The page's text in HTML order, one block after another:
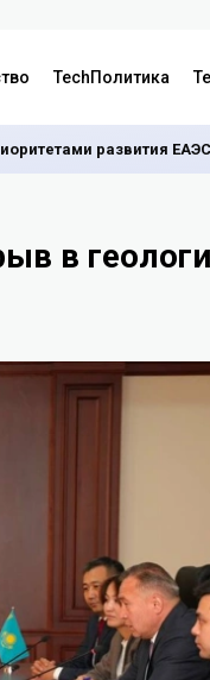
TechПолитика
развития ЕАЭС
в